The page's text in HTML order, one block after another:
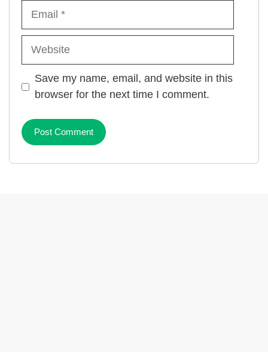
Website
Save my name, email, and website in this
browser for the next time I comment.